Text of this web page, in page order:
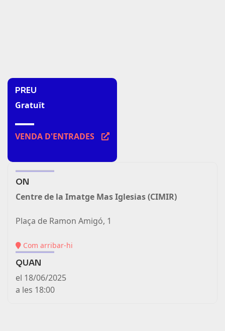
PREU
Gratuït
VENDA D'ENTRADES
external)
ON
Centre de la Imatge Mas Iglesias (CIMIR)
Plaça de Ramon Amigó, 1
Com arribar-hi
QUAN
el 18/06/2025
a les 18:00